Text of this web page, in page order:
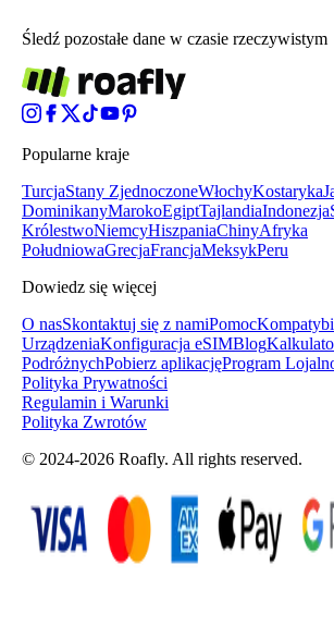
Śledź pozostałe dane w czasie rzeczywistym
Popularne kraje
TurcjaStany ZjednoczoneWłochyKostaryka
DominikanyMarokoEgiptTajlandiaIndonezja
KrólestwoNiemcyHiszpaniaChinyAfryka
PołudniowaGrecjaFrancjaMeksykPeru
Dowiedz się więcej
O nasSkontaktuj się z namiPomoc
UrządzeniaKonfiguracja eSIMBlog
PodróżnychPobierz aplikacjęProgram
Polityka Prywatności
Regulamin i Warunki
Polityka Zwrotów
© 2024-2026 Roafly. All rights reserved.